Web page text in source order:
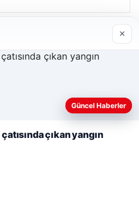
daha iyi anlayabilmek,
×
Güncel Haberler
çıkan yangın